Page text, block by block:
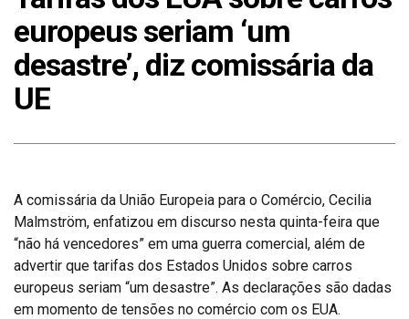
europeus seriam ‘um
desastre’, diz comissária da
UE
A comissária da União Europeia para o Comércio, Cecilia
Malmström, enfatizou em discurso nesta quinta-feira que
“não há vencedores” em uma guerra comercial, além de
advertir que tarifas dos Estados Unidos sobre carros
europeus seriam “um desastre”. As declarações são dadas
em momento de tensões no comércio com os EUA.